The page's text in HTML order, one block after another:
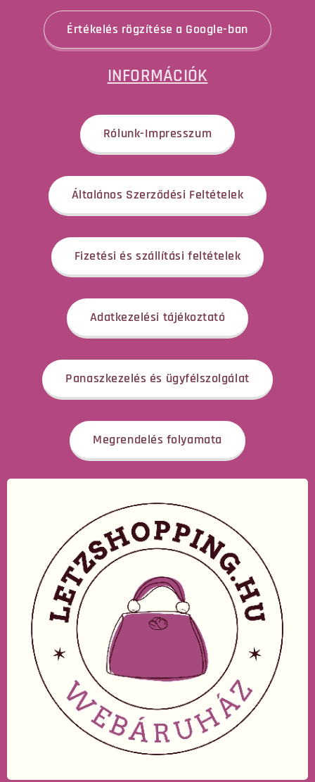
Értékelés rögzítése a Google-ban
INFORMÁCIÓK
Rólunk-Impresszum
Általános Szerződési Feltételek
Fizetési és szállítási feltételek
Adatkezelési tájékoztató
Panaszkezelés és ügyfélszolgálat
Megrendelés folyamata